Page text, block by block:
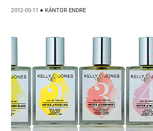
2012-05-11 ● KÁNTOR ENDRE